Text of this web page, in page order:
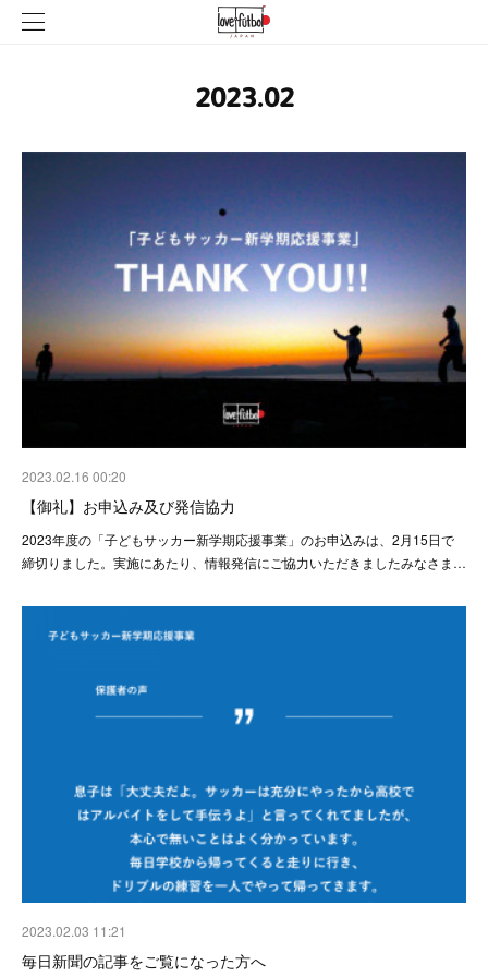
2023.02
2023.02.16 00:20
【御礼】お申込み及び発信協力
2023年度の「子どもサッカー新学期応援事業」のお申込みは、2月15日で
締切りました。実施にあたり、情報発信にご協力いただきましたみなさま…
2023.02.03 11:21
毎日新聞の記事をご覧になった方へ